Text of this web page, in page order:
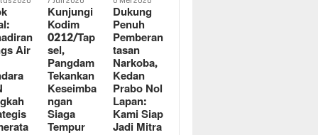
Air
Kunjungi
Kodim
0212/Tap
sel,
Pangdam
Tekankan
Keseimba
ngan
Siaga
Tempur
Dukung
Penuh
Pemberan
tasan
Narkoba,
Kedan
Prabo Nol
Lapan:
Kami Siap
Jadi Mitra